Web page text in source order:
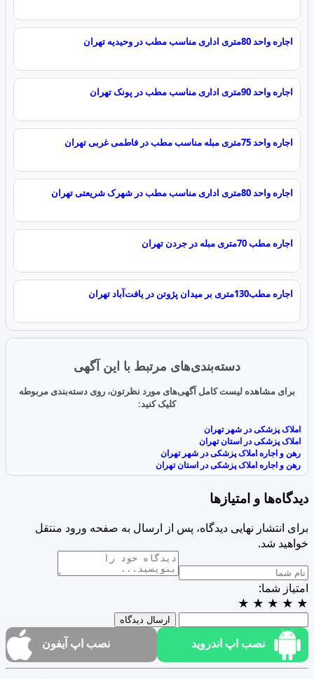
اجاره واحد 80متری اداری مناسب مطب در وحیدیه تهران
اجاره واحد 90متری اداری مناسب مطب در پونک تهران
اجاره واحد 75متری مبله مناسب مطب در فاطمی غربی تهران
اجاره واحد 80متری اداری مناسب مطب در شهرک شریعتی تهران
اجاره مطب 70متری مبله در جردن تهران
اجاره مطب130متری بر میدان پژوتن در یافت‌آباد تهران
دسته‌بندی‌های مرتبط با این آگهی
برای مشاهده لیست کامل آگهی‌های مورد نظرتون، روی دسته‌بندی مربوطه
کلیک کنید:
املاک پزشکی در شهر تهران
املاک پزشکی در استان تهران
رهن و اجاره املاک پزشکی در شهر تهران
رهن و اجاره املاک پزشکی در استان تهران
دیدگاه‌ها و امتیازها
برای انتشار نهایی دیدگاه، پس از ارسال به صفحه ورود منتقل
خواهید شد.
امتیاز شما:
★
★
★
★
★
ارسال دیدگاه
نصب اپ اندروید نصب اپ آیفون